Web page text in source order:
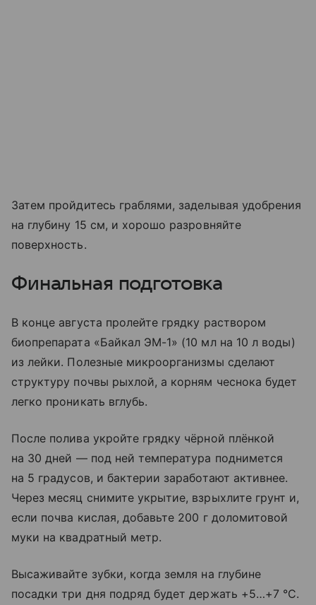
Затем пройдитесь граблями, заделывая удобрения
на глубину 15 см, и хорошо разровняйте
поверхность.
Финальная подготовка
В конце августа пролейте грядку раствором
биопрепарата «Байкал ЭМ-1» (10 мл на 10 л воды)
из лейки. Полезные микроорганизмы сделают
структуру почвы рыхлой, а корням чеснока будет
легко проникать вглубь.
После полива укройте грядку чёрной плёнкой
на 30 дней — под ней температура поднимется
на 5 градусов, и бактерии заработают активнее.
Через месяц снимите укрытие, взрыхлите грунт и,
если почва кислая, добавьте 200 г доломитовой
муки на квадратный метр.
Высаживайте зубки, когда земля на глубине
посадки три дня подряд будет держать +5…+7 °C.